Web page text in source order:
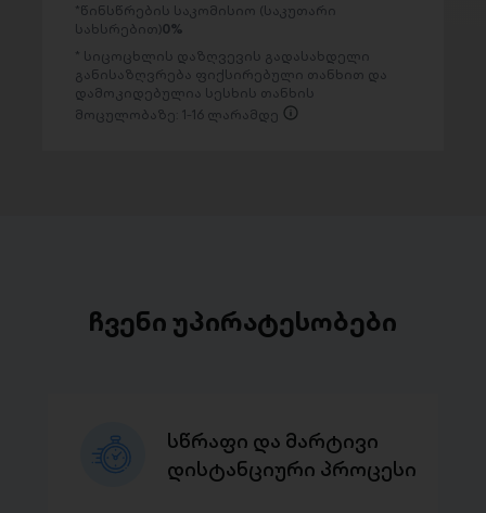
წინსწრების საკომისიო (საკუთარი
სახსრებით)0%
სიცოცხლის დაზღვევის გადასახდელი
განისაზღვრება ფიქსირებული თანხით და
დამოკიდებულია სესხის თანხის
მოცულობაზე: 1-16 ლარამდე
ჩვენი უპირატესობები
სწრაფი და მარტივი
დისტანციური პროცესი